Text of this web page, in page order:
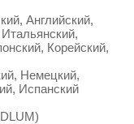
Английский,
Корейский,
Немецкий,
Испанский